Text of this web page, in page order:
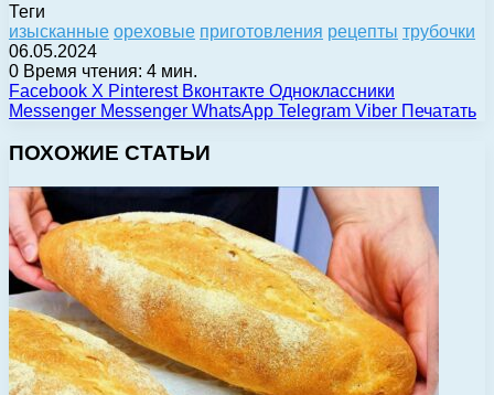
Теги
изысканные ореховые приготовления рецепты трубочки
06.05.2024
0 Время чтения: 4 мин.
Facebook X Pinterest Вконтакте Одноклассники
Messenger Messenger WhatsApp Telegram Viber Печатать
ПОХОЖИЕ СТАТЬИ